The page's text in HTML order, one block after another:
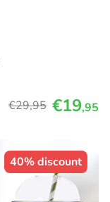
€29,95 €19,95
40% discount